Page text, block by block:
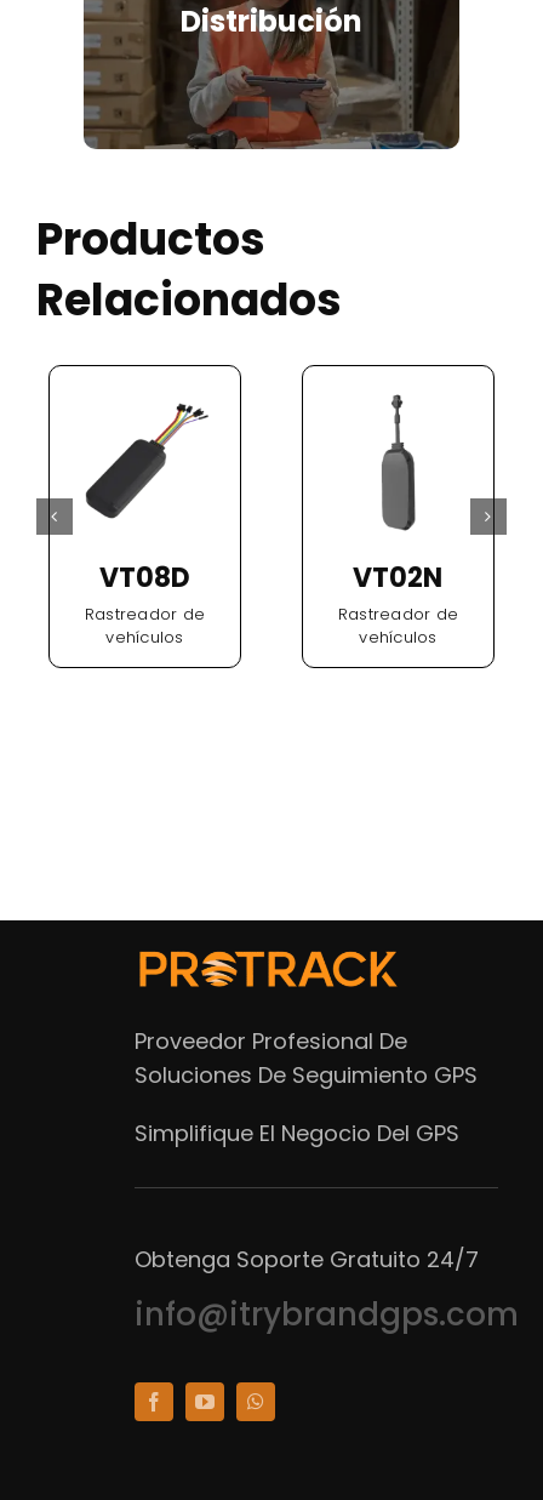
Distribución
Productos
Relacionados
VT08D
Rastreador de
vehículos
VT02N
Rastreador de
vehículos
Proveedor Profesional De
Soluciones De Seguimiento GPS
Simplifique El Negocio Del GPS
Obtenga Soporte Gratuito 24/7
info@itrybrandgps.com